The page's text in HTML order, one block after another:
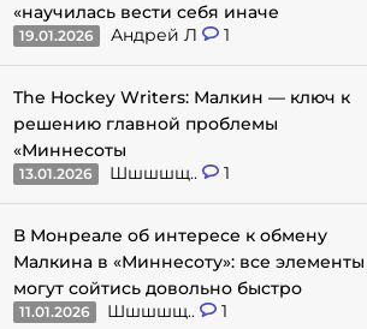
«научилась вести себя иначе
19.01.2026 Андрей Л 1
The Hockey Writers: Малкин — ключ к
решению главной проблемы
«Миннесоты
13.01.2026 Шшшшщ.. 1
В Монреале об интересе к обмену
Малкина в «Миннесоту»: все элементы
могут сойтись довольно быстро
11.01.2026 Шшшшщ.. 1